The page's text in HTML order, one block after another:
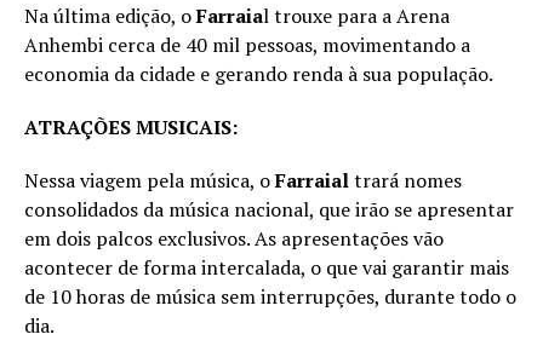
Na última edição, oFarraial trouxe para a Arena
Anhembi cerca de 40 mil pessoas, movimentando a
economia da cidade e gerando renda à sua população.
ATRAÇÕES MUSICAIS:
Nessa viagem pela música, oFarraialtrará nomes
consolidados da música nacional, que irão se apresentar
em dois palcos exclusivos. As apresentações vão
acontecer de forma intercalada, o que vai garantir mais
de 10 horas de música sem interrupções, durante todo o
dia.